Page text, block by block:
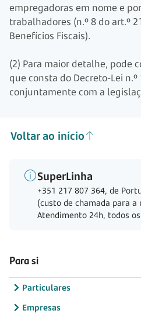
empregadoras em nome e
trabalhadores (n.º 8 do art.º
Benefícios Fiscais).
(2) Para maior detalhe, pode
que consta do Decreto-Lei
conjuntamente com a
Voltar ao início
SuperLinha
+351 217 807 364, de
(custo de chamada para a
Atendimento 24h, todos
Para si
Particulares
Empresas